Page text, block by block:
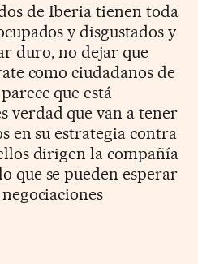
de Iberia tienen toda
y disgustados y
duro, no dejar que
como ciudadanos de
que está
verdad que van a tener
en su estrategia contra
dirigen la compañía
que se pueden esperar